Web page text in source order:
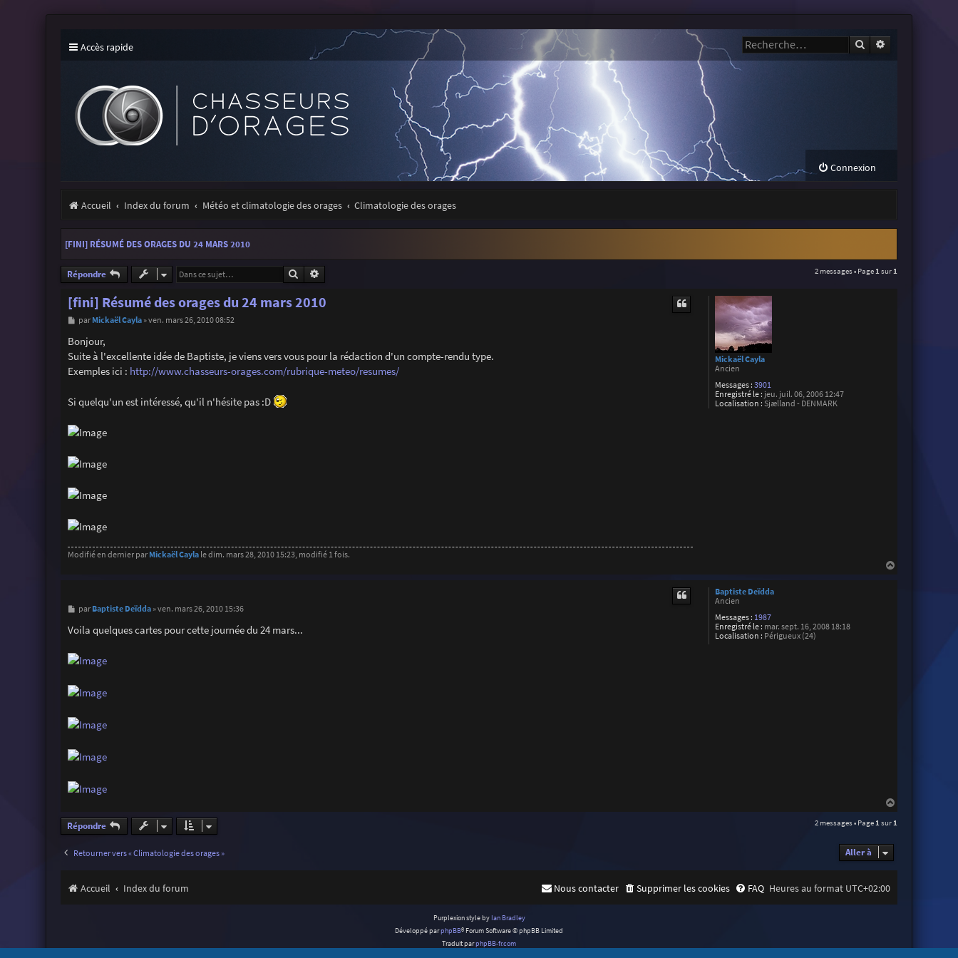
Accès rapide Rechercher
Connexion
Accueil Index du forum Météo et climatologie des orages Climatologie des orages
[FINI] RÉSUMÉ DES ORAGES DU 24 MARS 2010
Répondre Rechercher 2 messages • Page 1 sur 1
Mickaël Cayla
Ancien
Messages : 3901
Enregistré le : jeu. juil. 06, 2006 12:47
Localisation : Sjælland - DENMARK
[fini] Résumé des orages du 24 mars 2010
M
s
s
a
e
par Mickaël Cayla»ven. mars 26, 2010 08:52
Bonjour,
Suite à l'excellente idée de Baptiste, je viens vers vous pour la rédaction d'un compte-rendu type.
Exemples ici : http://www.chasseurs-orages.com/rubrique-meteo/resumes/
Si quelqu'un est intéressé, qu'il n'hésite pas :D
Modifié en dernier par Mickaël Caylale dim. mars 28, 2010 15:23, modifié 1 fois.
Baptiste Deïdda
Ancien
Messages : 1987
Enregistré le : mar. sept. 16, 2008 18:18
Localisation : Périgueux (24)
M
s
s
g
e
par Baptiste Deïdda»ven. mars 26, 2010 15:36
Voila quelques cartes pour cette journée du 24 mars...
a
u
Répondre 2 messages • Page 1 sur 1
Retourner vers « Climatologie des orages » Aller à
Accueil Index du forum Heures au format UTC+02:00
FAQ
Supprimer les cookies
Nous contacter
Purplexion style by Ian Bradley
Développé parphpBB® Forum Software © phpBB Limited
Traduit parphpBB-fr.com